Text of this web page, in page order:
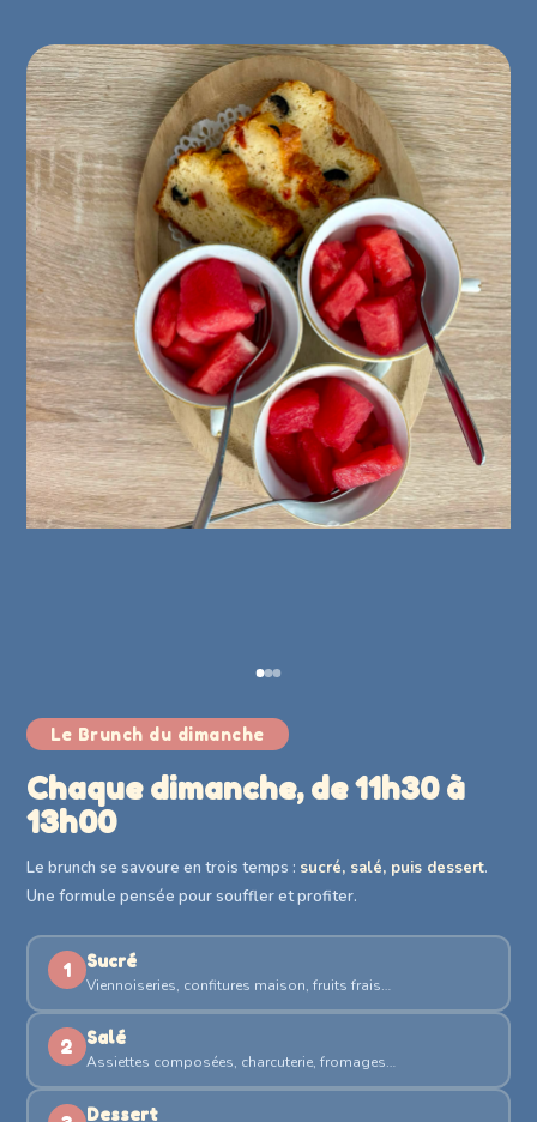
Le Brunch du dimanche
Chaque dimanche, de 11h30 à
13h00
Le brunch se savoure en trois temps : sucré, salé, puis dessert.
Une formule pensée pour souffler et profiter.
1 Sucré
Viennoiseries, confitures maison, fruits frais…
2 Salé
Assiettes composées, charcuterie, fromages…
Dessert